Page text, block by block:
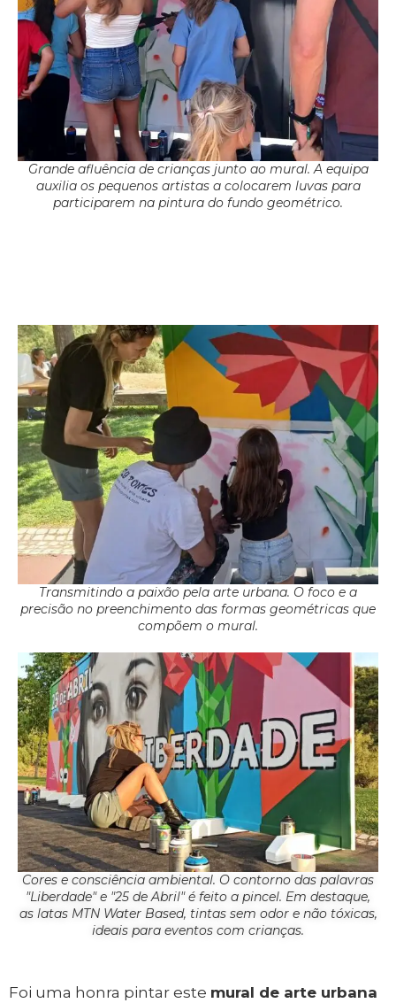
Grande afluência de crianças junto ao mural. A equipa
auxilia os pequenos artistas a colocarem luvas para
participarem na pintura do fundo geométrico.
Transmitindo a paixão pela arte urbana. O foco e a
precisão no preenchimento das formas geométricas que
compõem o mural.
Cores e consciência ambiental. O contorno das palavras
"Liberdade" e "25 de Abril" é feito a pincel. Em destaque,
as latas MTN Water Based, tintas sem odor e não tóxicas,
ideais para eventos com crianças.
Foi uma honra pintar este mural de arte urbana